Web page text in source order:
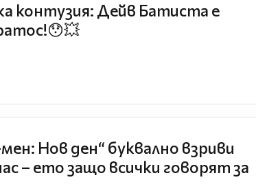
контузия: Дейв Батиста е
Нов ден“ буквално взриви
– ето защо всички говорят за